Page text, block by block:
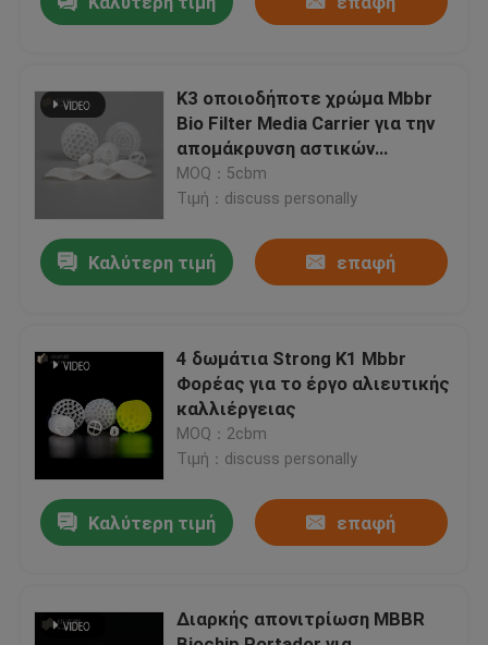
Σπίτι
Περίπου εμείς
Γύρος εργοστασίων
Ποιοτικός έλεγχος
Μας ελάτε σε επαφή με
ιστολόγιο
Ζητήστε ένα απόσπασμα
Βιο μέσα MBBR
K3 οποιοδήποτε χρώμα Mbbr
Bio Filter Media Carrier για την
απομάκρυνση αστικών
λυμάτων
MOQ：5cbm
Τιμή：discuss personally
Καλύτερη τιμή επαφή
4 δωμάτια Strong K1 Mbbr
Φορέας για το έργο αλιευτικής
καλλιέργειας
MOQ：2cbm
Τιμή：discuss personally
Καλύτερη τιμή επαφή
Διαρκής απονιτρίωση MBBR